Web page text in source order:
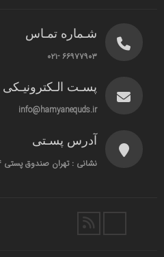
شـماره تمـاس
۶۶۹۷۷۹۰۳ -۰۲۱
پسـت الـکترونیـکی
info@hamyanequds.ir
آدرس پسـتی
نشانی : تهران صندوق پستی ۱۹۳۴-۱۱۱۵۵